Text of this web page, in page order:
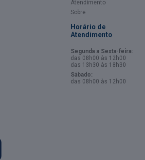
Atendimento
Sobre
Horário de
Atendimento
Segunda a Sexta-feira:
das 08h00 às 12h00
das 13h30 às 18h30
Sábado:
das 08h00 às 12h00